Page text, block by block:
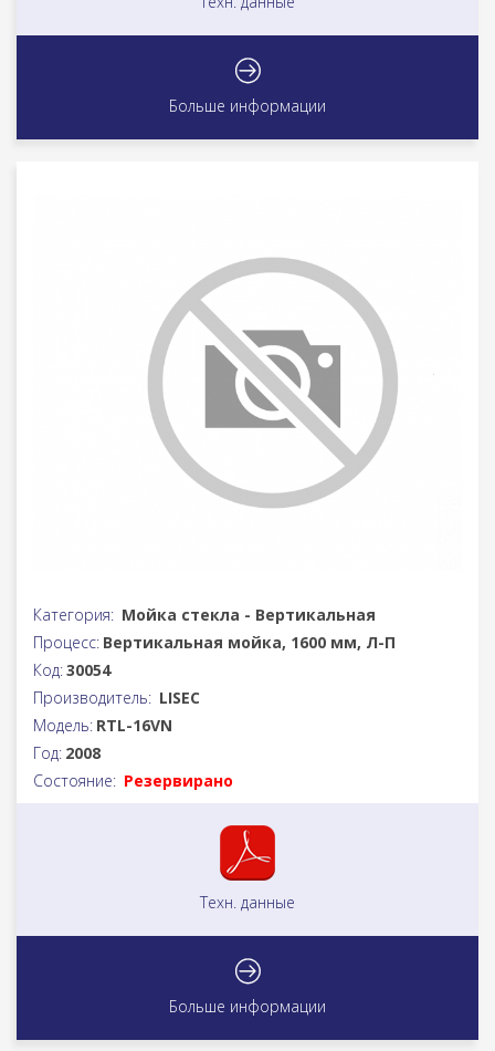
Больше информации
Категория: Мойка стекла - Вертикальная
Процесс: Вертикальная мойка, 1600 мм, Л-П
Код:30054
Производитель: LISEC
Модель: RTL-16VN
Год: 2008
Состояние: Резервирано
Техн. данные
Больше информации